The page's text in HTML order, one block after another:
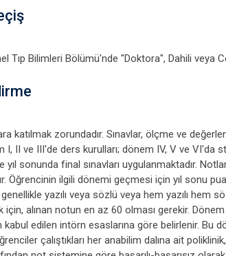
Tıp Bilimleri Bölümü'nde "Doktora", Dahili veya
katılmak zorundadır. Sınavlar, ölçme ve
I, II ve III'de ders kurulları; dönem IV, V ve
sonunda final sınavları uygulanmaktadır.
Öğrencinin ilgili dönemi geçmesi için yıl sonu
genellikle yazılı veya sözlü veya hem yazılı
için, alınan notun en az 60 olması gerekir.
kabul edilen intörn esaslarına göre belirlenir.
çalıştıkları her anabilim dalına ait